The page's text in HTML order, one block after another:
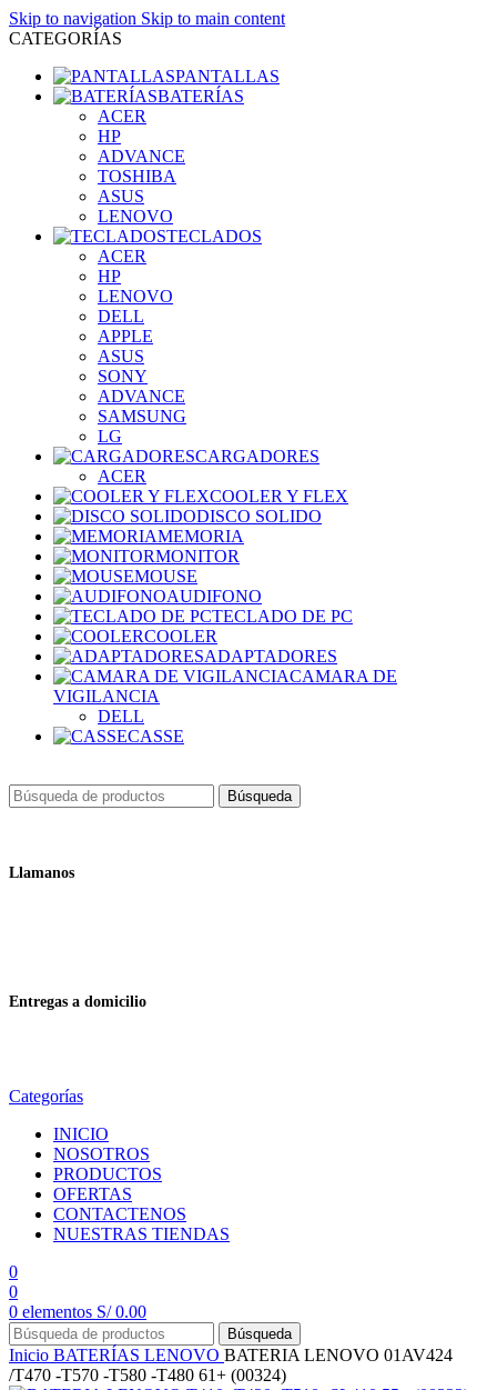
Skip to navigation Skip to main content
CATEGORÍAS
PANTALLAS
BATERÍAS
ACER
HP
ADVANCE
TOSHIBA
ASUS
LENOVO
TECLADOS
ACER
HP
LENOVO
DELL
APPLE
ASUS
SONY
ADVANCE
SAMSUNG
LG
CARGADORES
ACER
COOLER Y FLEX
DISCO SOLIDO
MEMORIA
MONITOR
MOUSE
AUDIFONO
TECLADO DE PC
COOLER
ADAPTADORES
CAMARA DE
VIGILANCIA
DELL
CASSE
Búsqueda
Llamanos
Entregas a domicilio
Categorías
INICIO
NOSOTROS
PRODUCTOS
OFERTAS
CONTACTENOS
NUESTRAS TIENDAS
0
0
0 elementos S/0.00
Búsqueda
Inicio BATERÍAS LENOVO BATERIA LENOVO 01AV424
/T470 -T570 -T580 -T480 61+ (00324)